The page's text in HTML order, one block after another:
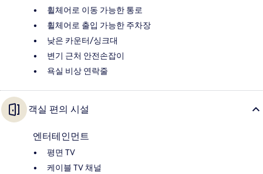
휠체어로 이동 가능한 통로
휠체어로 출입 가능한 주차장
낮은 카운터/싱크대
변기 근처 안전손잡이
욕실 비상 연락줄
객실 편의 시설
엔터테인먼트
평면 TV
케이블 TV 채널